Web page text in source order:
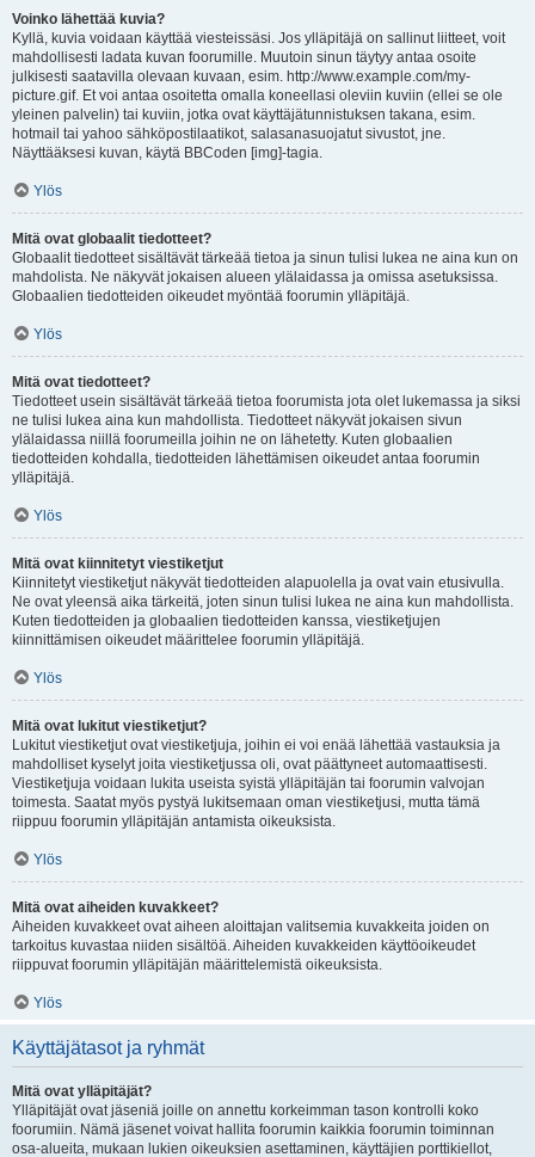
Voinko lähettää kuvia?
Kyllä, kuvia voidaan käyttää viesteissäsi. Jos ylläpitäjä on sallinut liitteet, voit
mahdollisesti ladata kuvan foorumille. Muutoin sinun täytyy antaa osoite
julkisesti saatavilla olevaan kuvaan, esim. http://www.example.com/my-
picture.gif. Et voi antaa osoitetta omalla koneellasi oleviin kuviin (ellei se ole
yleinen palvelin) tai kuviin, jotka ovat käyttäjätunnistuksen takana, esim.
hotmail tai yahoo sähköpostilaatikot, salasanasuojatut sivustot, jne.
Näyttääksesi kuvan, käytä BBCoden [img]-tagia.
Ylös
Mitä ovat globaalit tiedotteet?
Globaalit tiedotteet sisältävät tärkeää tietoa ja sinun tulisi lukea ne aina kun on
mahdolista. Ne näkyvät jokaisen alueen ylälaidassa ja omissa asetuksissa.
Globaalien tiedotteiden oikeudet myöntää foorumin ylläpitäjä.
Ylös
Mitä ovat tiedotteet?
Tiedotteet usein sisältävät tärkeää tietoa foorumista jota olet lukemassa ja siksi
ne tulisi lukea aina kun mahdollista. Tiedotteet näkyvät jokaisen sivun
ylälaidassa niillä foorumeilla joihin ne on lähetetty. Kuten globaalien
tiedotteiden kohdalla, tiedotteiden lähettämisen oikeudet antaa foorumin
ylläpitäjä.
Ylös
Mitä ovat kiinnitetyt viestiketjut
Kiinnitetyt viestiketjut näkyvät tiedotteiden alapuolella ja ovat vain etusivulla.
Ne ovat yleensä aika tärkeitä, joten sinun tulisi lukea ne aina kun mahdollista.
Kuten tiedotteiden ja globaalien tiedotteiden kanssa, viestiketjujen
kiinnittämisen oikeudet määrittelee foorumin ylläpitäjä.
Ylös
Mitä ovat lukitut viestiketjut?
Lukitut viestiketjut ovat viestiketjuja, joihin ei voi enää lähettää vastauksia ja
mahdolliset kyselyt joita viestiketjussa oli, ovat päättyneet automaattisesti.
Viestiketjuja voidaan lukita useista syistä ylläpitäjän tai foorumin valvojan
toimesta. Saatat myös pystyä lukitsemaan oman viestiketjusi, mutta tämä
riippuu foorumin ylläpitäjän antamista oikeuksista.
Ylös
Mitä ovat aiheiden kuvakkeet?
Aiheiden kuvakkeet ovat aiheen aloittajan valitsemia kuvakkeita joiden on
tarkoitus kuvastaa niiden sisältöä. Aiheiden kuvakkeiden käyttöoikeudet
riippuvat foorumin ylläpitäjän määrittelemistä oikeuksista.
Ylös
Käyttäjätasot ja ryhmät
Mitä ovat ylläpitäjät?
Ylläpitäjät ovat jäseniä joille on annettu korkeimman tason kontrolli koko
foorumiin. Nämä jäsenet voivat hallita foorumin kaikkia foorumin toiminnan
osa-alueita, mukaan lukien oikeuksien asettaminen, käyttäjien porttikiellot,